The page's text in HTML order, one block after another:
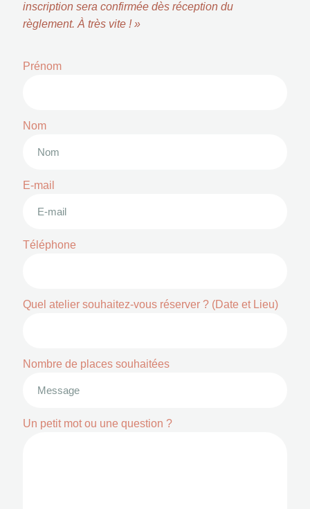
inscription sera confirmée dès réception du
règlement. À très vite ! »
Prénom
Nom
E-mail
Téléphone
Quel atelier souhaitez-vous réserver ? (Date et Lieu)
Nombre de places souhaitées
Un petit mot ou une question ?